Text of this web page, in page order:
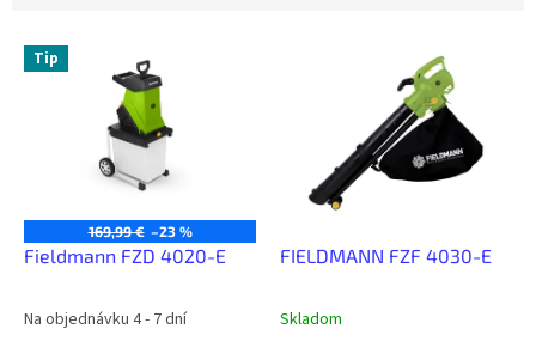
V Tip
169,99 € –23 %
Fieldmann FZD 4020-E
Na objednávku 4 - 7 dní
FIELDMANN FZF 4030-E
Skladom